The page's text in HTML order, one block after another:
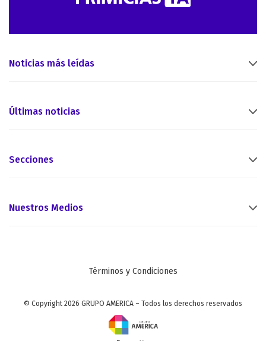
Noticias más leídas
Últimas noticias
Secciones
Nuestros Medios
Términos y Condiciones
© Copyright 2026 GRUPO AMERICA – Todos los derechos reservados